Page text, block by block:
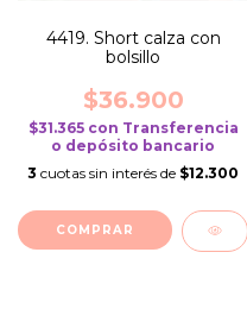
4419. Short calza con
bolsillo
$36.900
$31.365 con Transferencia
o depósito bancario
3 cuotas sin interés de $12.300
COMPRAR